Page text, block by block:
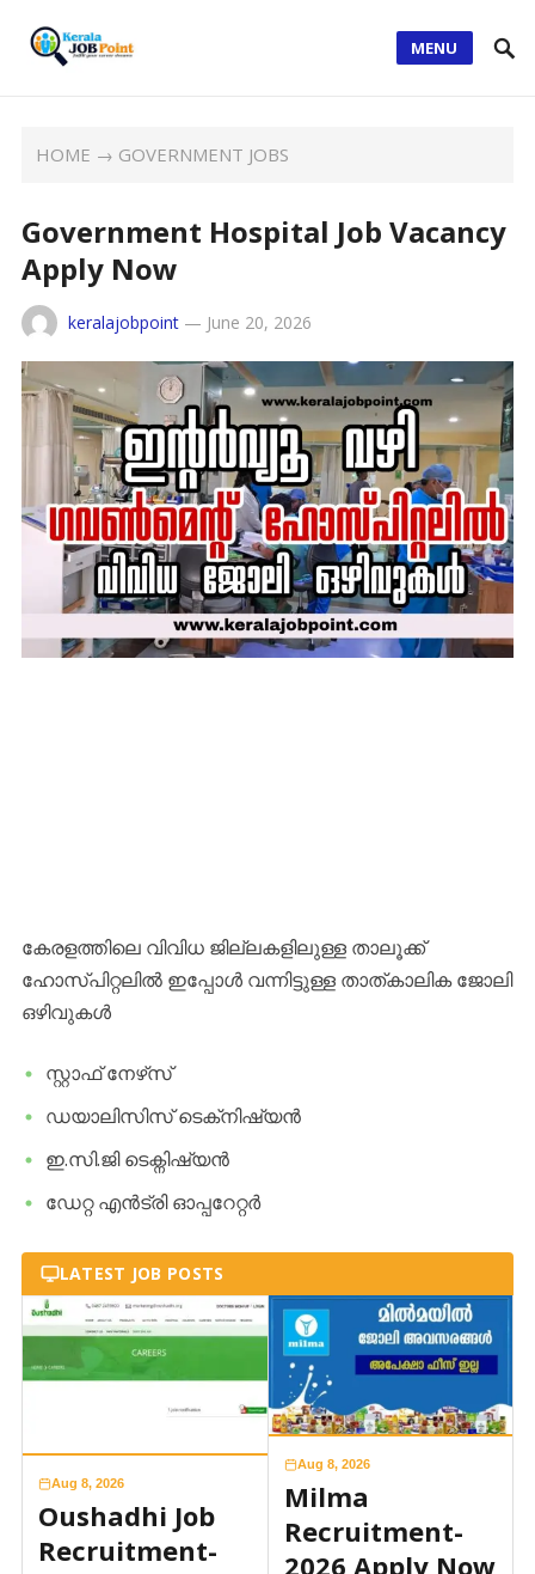
MENU
HOME → GOVERNMENT JOBS
Government Hospital Job Vacancy
Apply Now
keralajobpoint— June 20, 2026
കേരളത്തിലെ വിവിധ ജില്ലകളിലുള്ള താലൂക്ക്
ഹോസ്പിറ്റലിൽ ഇപ്പോൾ വന്നിട്ടുള്ള താത്കാലിക ജോലി
ഒഴിവുകൾ
സ്റ്റാഫ് നേഴ്‌സ്
​ഡയാലിസിസ് ടെക്‌നിഷ്യൻ
​ഇ.സി.ജി ടെക്നിഷ്യൻ
​ഡേറ്റ എൻട്രി ഓപ്പറേറ്റർ
LATEST JOB POSTS
Aug 8, 2026
Oushadhi Job
Recruitment-
Aug 8, 2026
Milma
Recruitment-
2026 Apply Now